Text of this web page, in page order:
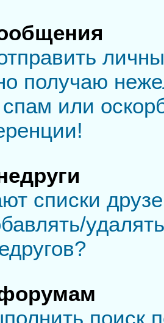
получаю
или
списки